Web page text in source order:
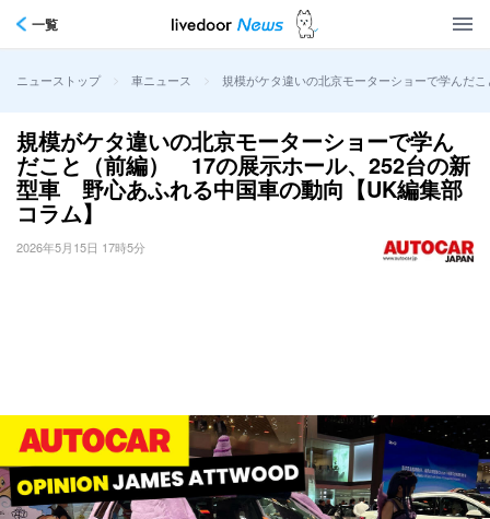
一覧
ニューストップ > 車ニュース > 規模がケタ違いの北京モーターショーで学んだ
規模がケタ違いの北京モーターショーで学ん
だこと（前編） 17の展示ホール、252台の新
型車 野心あふれる中国車の動向【UK編集部
コラム】
2026年5月15日 17時5分